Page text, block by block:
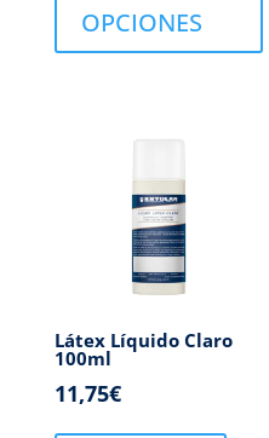
OPCIONES
Látex Líquido Claro
100ml
11,75€